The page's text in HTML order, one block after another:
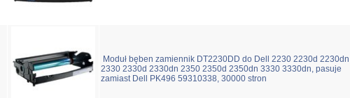
Moduł bęben zamiennik DT2230DD do Dell 2230 2230d 2230dn
2330 2330d 2330dn 2350 2350d 2350dn 3330 3330dn, pasuje
zamiast Dell PK496 59310338, 30000 stron